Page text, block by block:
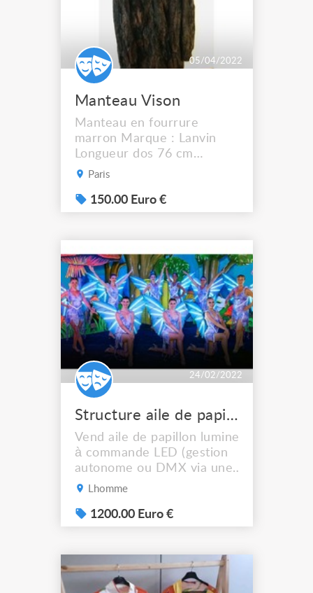
05/04/2022
Manteau Vison
Manteau en fourrure
marron Marque : Lanvin
Longueur dos 76 cm
Largeur épaule/épaule 45
bon état général sauf
doublure légèrement usée
différentes de celle du
milieu
Paris
150.00 Euro €
24/02/2022
Structure aile de papillon lumineuse LED
Vend aile de papillon lumineuse
à commande LED (gestion
autonome ou DMX via une
console lumière Autonomie: de
utilisées Quantité: 9 exemplaires
extrait video; http://www.paradis-
content/uploads/2022/02/video-
1645643281.mp4 Prix HT
Lhomme
1200.00 Euro €